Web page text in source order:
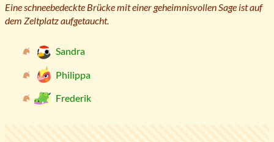
Eine schneebedeckte Brücke mit einer geheimnisvollen Sage ist auf
dem Zeltplatz aufgetaucht.
Sandra
Philippa
Frederik